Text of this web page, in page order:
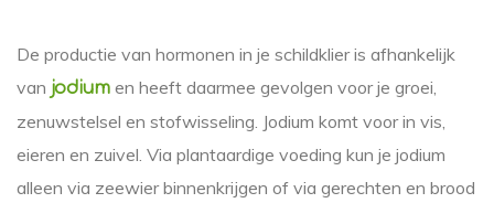
De productie van hormonen in je schildklier is afhankelijk
van jodium en heeft daarmee gevolgen voor je groei,
zenuwstelsel en stofwisseling. Jodium komt voor in vis,
eieren en zuivel. Via plantaardige voeding kun je jodium
alleen via zeewier binnenkrijgen of via gerechten en brood